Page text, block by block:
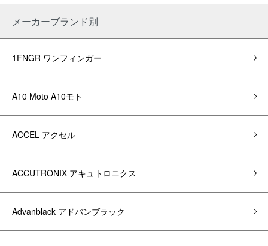
メーカーブランド別
1FNGR ワンフィンガー
A10 Moto A10モト
ACCEL アクセル
ACCUTRONIX アキュトロニクス
Advanblack アドバンブラック